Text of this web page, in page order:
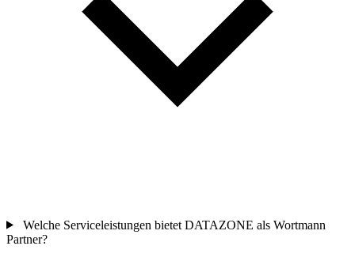
Welche Serviceleistungen bietet DATAZONE als Wortmann
Partner?